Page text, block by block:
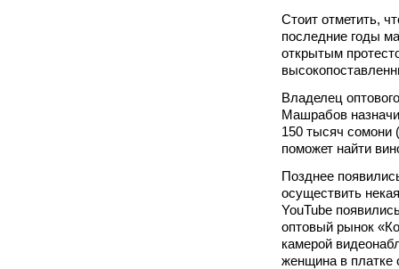
Стоит отметить,
последние годы
открытым
Владелец
Машрабов
150 тысяч сомони
поможет найти
Позднее
осуществить
YouTube
оптовый рынок
камерой
женщина в платке